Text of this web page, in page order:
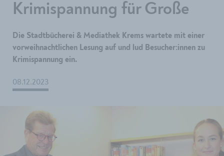
Krimispannung für Große
Die Stadtbücherei & Mediathek Krems wartete mit einer
vorweihnachtlichen Lesung auf und lud Besucher:innen zu
Krimispannung ein.
08.12.2023